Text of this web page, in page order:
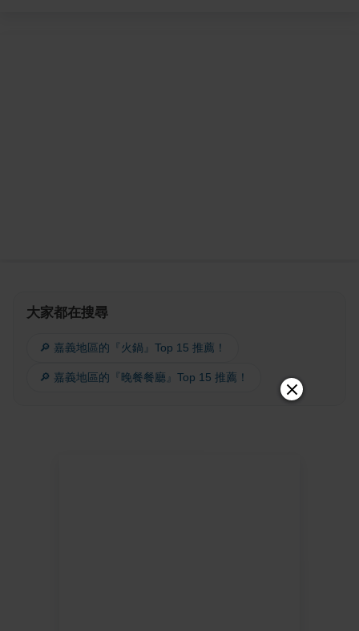
大家都在搜尋
🔎 嘉義地區的『火鍋』Top 15 推薦！
🔎 嘉義地區的『晚餐餐廳』Top 15 推薦！